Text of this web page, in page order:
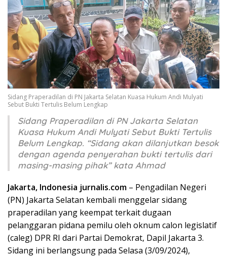
Sidang Praperadilan di PN Jakarta Selatan Kuasa Hukum Andi Mulyati
Sebut Bukti Tertulis Belum Lengkap
Sidang Praperadilan di PN Jakarta Selatan
Kuasa Hukum Andi Mulyati Sebut Bukti Tertulis
Belum Lengkap. “Sidang akan dilanjutkan besok
dengan agenda penyerahan bukti tertulis dari
masing-masing pihak” kata Ahmad
Jakarta, Indonesia jurnalis.com – Pengadilan Negeri
(PN) Jakarta Selatan kembali menggelar sidang
praperadilan yang keempat terkait dugaan
pelanggaran pidana pemilu oleh oknum calon legislatif
(caleg) DPR RI dari Partai Demokrat, Dapil Jakarta 3.
Sidang ini berlangsung pada Selasa (3/09/2024),